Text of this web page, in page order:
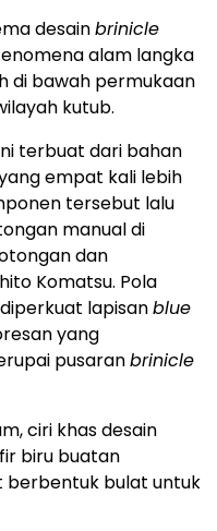
desainbrinicle
alam langka
di bawah permukaan
kutub.
terbuat dari bahan
empat kali lebih
tersebut lalu
manual di
dan
Komatsu. Pola
diperkuat lapisanblue
yang
pusaranbrinicle
ciri khas desain
biru buatan
berbentuk bulat untuk